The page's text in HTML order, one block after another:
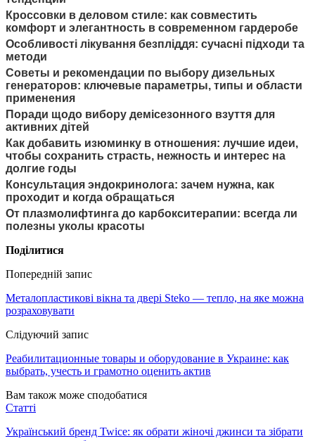
Кроссовки в деловом стиле: как совместить
комфорт и элегантность в современном гардеробе
Особливості лікування безпліддя: сучасні підходи та
методи
Советы и рекомендации по выбору дизельных
генераторов: ключевые параметры, типы и области
применения
Поради щодо вибору демісезонного взуття для
активних дітей
Как добавить изюминку в отношения: лучшие идеи,
чтобы сохранить страсть, нежность и интерес на
долгие годы
Консультация эндокринолога: зачем нужна, как
проходит и когда обращаться
От плазмолифтинга до карбокситерапии: всегда ли
полезны уколы красоты
Поділитися
Попередній запис
Металопластикові вікна та двері Steko — тепло, на яке можна
розраховувати
Слідуючий запис
Реабилитационные товары и оборудование в Украине: как
выбрать, учесть и грамотно оценить актив
Вам також може сподобатися
Статті
Український бренд Twice: як обрати жіночі джинси та зібрати